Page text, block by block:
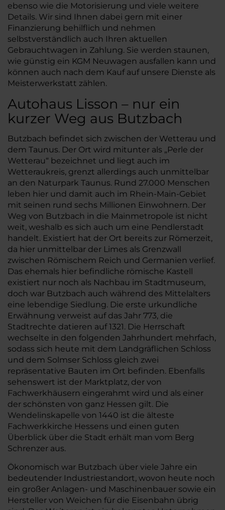
ebenso wie die Motorisierung und viele weitere
Details. Wir sind Ihnen dabei gern mit einer
Finanzierung behilflich und nehmen
selbstverständlich auch Ihren aktuellen
Gebrauchtwagen in Zahlung. Sie werden staunen,
wie günstig ein KGM Neuwagen ausfallen kann und
können auch nach dem Kauf auf unsere Dienste als
Meisterwerkstatt zählen.
Autohaus Lisson – nur ein
kurzer Weg aus Butzbach
Butzbach befindet sich zwischen der Wetterau und
dem Taunus. Der Ort wird mitunter als „Perle der
Wetterau“ bezeichnet und liegt auch im
Wetteraukreis, grenzt allerdings auch unmittelbar
an den Naturpark Taunus. Rund 27.000 Menschen
leben hier und damit auch im Rhein-Main-Gebiet
mit seinen rund sechs Millionen Einwohnern. Der
Weg von Butzbach in die Mainmetropole ist nicht
weit, weshalb es sich auch um eine Pendlerstadt
handelt. Existiert hat der Ort bereits zur Römerzeit,
da hier unmittelbar der Limes als Grenzwall
zwischen Römischem Reich und Germanien verlief.
Das ehemals hier befindliche römische Kastell
existiert nur noch als Nachbau im Stadtmuseum,
doch war Butzbach auch während des Mittelalters
eine lebendige Siedlung. Die erste urkundliche
Erwähnung verweist auf das Jahr 773, die
Stadtrechte datieren auf 1321. Die Herrschaft
wechselte in den folgenden Jahrhundert mehrfach,
sodass sich heute mit dem Landgräflichen Schloss
und dem Solmser Schloss gleich zwei
repräsentative Bauten im Ort befinden. Ebenfalls
sehenswert ist der Marktplatz, der von
Fachwerkhäusern eingerahmt wird und als einer
der schönsten von ganz Hessen gilt. Die
Wendelinskapelle von 1440 ist die älteste
Fachwerkkirche Hessens und einen guten
Überblick über die Stadt erhält man vom Berg
Schrenzer aus.
Ökonomisch war Butzbach über viele Jahre ein
bedeutender Industriestandort, wovon heute noch
ein großer Anlagen- und Maschinenbauer sowie ein
Hersteller von Weichen für die Eisenbahn übrig